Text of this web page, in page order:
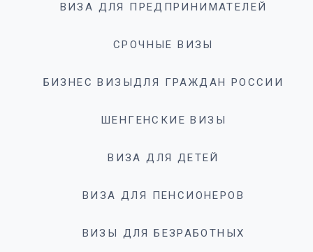
ВИЗА ДЛЯ ПРЕДПРИНИМАТЕЛЕЙ
СРОЧНЫЕ ВИЗЫ
БИЗНЕС ВИЗЫДЛЯ ГРАЖДАН РОССИИ
ШЕНГЕНСКИЕ ВИЗЫ
ВИЗА ДЛЯ ДЕТЕЙ
ВИЗА ДЛЯ ПЕНСИОНЕРОВ
ВИЗЫ ДЛЯ БЕЗРАБОТНЫХ